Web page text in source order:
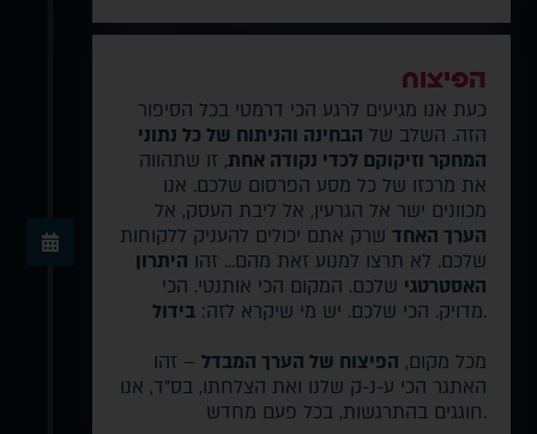
הפיצוח
כעת אנו מגיעים לרגע הכי דרמטי בכל הסיפור
הזה. השלב של הבחינה והניתוח של כל נתוני
המחקר וזיקוקם לכדי נקודה אחת, זו שתהווה
את מרכזו של כל מסע הפרסום שלכם. אנו
מכוונים ישר אל הגרעין, אל ליבת העסק, אל
הערך האחד שרק אתם יכולים להעניק ללקוחות
שלכם. לא תרצו למנוע זאת מהם... זהו היתרון
האסטרטגי שלכם. המקום הכי אותנטי. הכי
מדויק. הכי שלכם. יש מי שיקרא לזה:בידול
.
מכל מקום, הפיצוח של הערך המבדל – זהו
האתגר הכי ע-נ-ק שלנו ואת הצלחתו, בס"ד, אנו
חוגגים בהתרגשות, בכל פעם מחדש.